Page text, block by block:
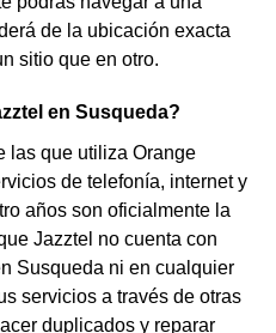
de la ubicación exacta
sitio que en otro.
en Susqueda?
las que utiliza Orange
de telefonía, internet y
años son oficialmente la
Jazztel no cuenta con
Susqueda ni en cualquier
servicios a través de otras
duplicados y reparar